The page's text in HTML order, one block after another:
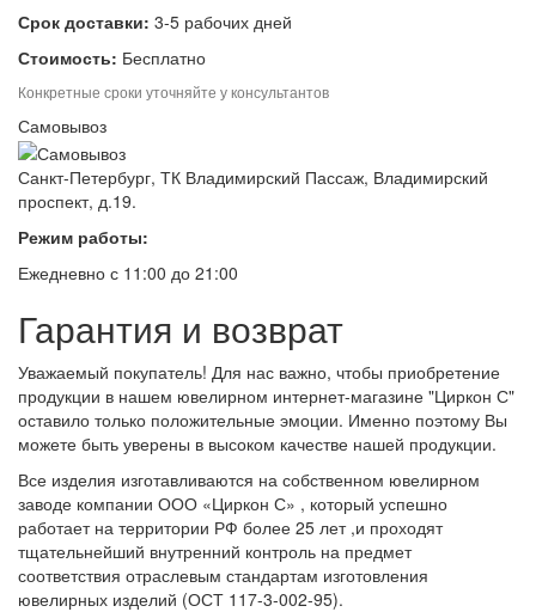
Срок доставки: 3-5 рабочих дней
Стоимость: Бесплатно
Конкретные сроки уточняйте у консультантов
Самовывоз
Санкт-Петербург, ТК Владимирский Пассаж, Владимирский
проспект, д.19.
Режим работы:
Ежедневно с 11:00 до 21:00
Гарантия и возврат
Уважаемый покупатель! Для нас важно, чтобы приобретение
продукции в нашем ювелирном интернет-магазине "Циркон С"
оставило только положительные эмоции. Именно поэтому Вы
можете быть уверены в высоком качестве нашей продукции.
Все изделия изготавливаются на собственном ювелирном
заводе компании ООО «Циркон С» , который успешно
работает на территории РФ более 25 лет ,и проходят
тщательнейший внутренний контроль на предмет
соответствия отраслевым стандартам изготовления
ювелирных изделий (ОСТ 117-3-002-95).